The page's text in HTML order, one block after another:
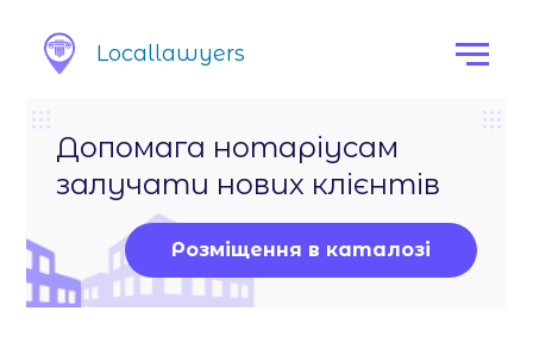
Locallawyers
Допомага нотаріусам
залучати нових клієнтів
Розміщення в каталозі